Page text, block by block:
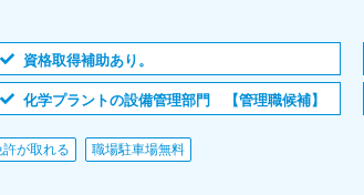
資格取得補助あり。
化学プラントの設備管理部門 【管理職候補】
が取れる 職場駐車場無料